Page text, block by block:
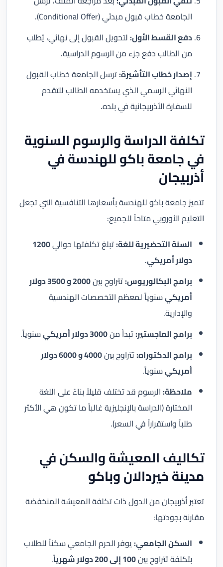
الجامعة خطاب قبول مبدئي (Conditional Offer).
دفع القسط الأول:لتحويل القبول إلى نهائي، يُطلب
من الطالب دفع جزء من الرسوم الدراسية.
إصدار خطاب التأشيرة:ترسل الجامعة خطاب القبول
النهائي الرسمي الذي يستخدمه الطالب للتقدم
للسفارة الأذربيجانية في بلده.
تكلفة الدراسة والرسوم السنوية
في جامعة باكو للهندسة في
أذربيجان
تتميز جامعة باكو للهندسة بأسعارها التنافسية التي تجعل
التعليم الأوروبي متاحاً للجميع:
السنة التحضيرية للغة:تبلغ تكلفتها حوالي1200
دولار أمريكي.
برامج البكالوريوس:تتراوح بين
2000 و 3500 دولار
أمريكيسنوياً لمعظم التخصصات الهندسية
والإدارية.
برامج الماجستير:تبدأ من3000 دولار أمريكي
سنوياً.
برامج الدكتوراه:تتراوح بين
4000 و 6000 دولار
أمريكيسنوياً.
ملاحظة:الرسوم قد تختلف قليلاً بناءً على اللغة
المختارة (الدراسة بالإنجليزية غالباً ما تكون هي الأكثر
طلباً واستقراراً في السعر).
تكاليف المعيشة والسكن في
مدينة خيردالان وباكو
تعتبر أذربيجان من الدول ذات تكلفة المعيشة المنخفضة
مقارنة بجودتها:
السكن الجامعي:يوفر الحرم الجامعي سكناً للطلاب
بتكلفة تتراوح بين100 إلى 200 دولار شهرياً
.